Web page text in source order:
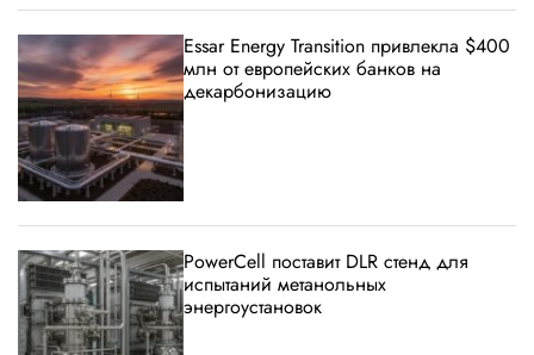
Essar Energy Transition привлекла $400
млн от европейских банков на
декарбонизацию
PowerCell поставит DLR стенд для
испытаний метанольных
энергоустановок